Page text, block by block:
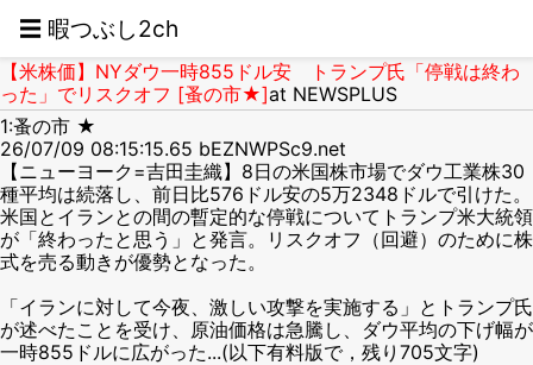
☰ 暇つぶし2ch
【米株価】NYダウ一時855ドル安 トランプ氏「停戦は終わ
った」でリスクオフ [蚤の市★]at NEWSPLUS
1:蚤の市 ★
26/07/09 08:15:15.65 bEZNWPSc9.net
【ニューヨーク=吉田圭織】8日の米国株市場でダウ工業株30
種平均は続落し、前日比576ドル安の5万2348ドルで引けた。
米国とイランとの間の暫定的な停戦についてトランプ米大統領
が「終わったと思う」と発言。リスクオフ（回避）のために株
式を売る動きが優勢となった。
「イランに対して今夜、激しい攻撃を実施する」とトランプ氏
が述べたことを受け、原油価格は急騰し、ダウ平均の下げ幅が
一時855ドルに広がった...(以下有料版で，残り705文字)